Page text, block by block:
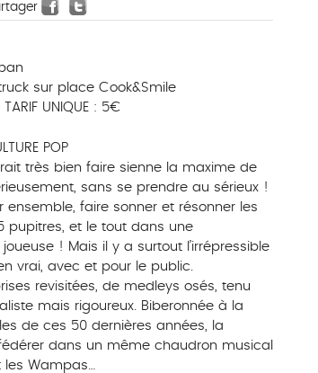
sur place Cook&Smile
UNIQUE : 5€
POP
très bien faire sienne la maxime de
sans se prendre au sérieux !
ensemble, faire sonner et résonner les
pupitres, et le tout dans une
! Mais il y a surtout l’irrépressible
vrai, avec et pour le public.
revisitées, de medleys osés, tenu
mais rigoureux. Biberonnée à la
de ces 50 dernières années, la
dans un même chaudron musical
Wampas…